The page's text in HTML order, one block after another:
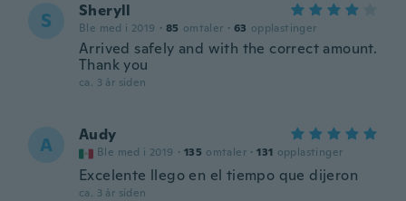
S Sheryll
Ble med i 2019 · 85 omtaler · 63 opplastinger
Arrived safely and with the correct amount.
Thank you
ca. 3 år siden
A Audy
Ble med i 2019 · 135 omtaler · 131 opplastinger
Excelente llego en el tiempo que dijeron
ca. 3 år siden